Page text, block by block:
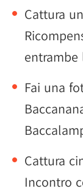
Cattura
entrambe
Fai una
Cattura
Incontro